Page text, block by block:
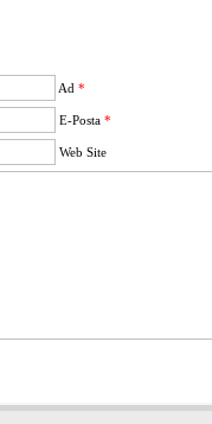
Ad *
E-Posta *
Web Site